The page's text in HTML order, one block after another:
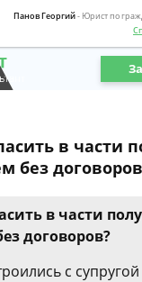
Панов Георгий- Юрист по
в части
без
в части
договоров?
с